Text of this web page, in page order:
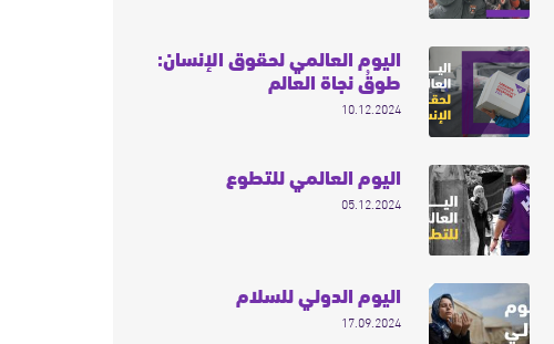
اليوم العالمي لحقوق الإنسان:
طوقُ نجاة العالم
10.12.2024
اليوم العالمي للتطوع
05.12.2024
اليوم الدولي للسلام
17.09.2024